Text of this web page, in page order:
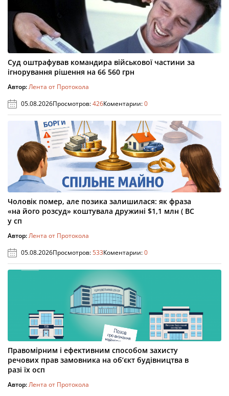
Суд оштрафував командира військової частини за
ігнорування рішення на 66 560 грн
Автор:Лента от Протокола
05.08.2026Просмотров:426Коментарии:0
Чоловік помер, але позика залишилася: як фраза
«на його розсуд» коштувала дружині $1,1 млн ( ВС
у сп
Автор:Лента от Протокола
05.08.2026Просмотров:533Коментарии:0
Правомірним і ефективним способом захисту
речових прав замовника на об’єкт будівництва в
разі їх осп
Автор:Лента от Протокола